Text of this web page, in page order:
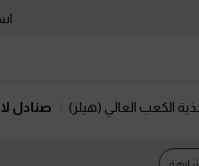
الكعب العالي (هيلز) صنادل